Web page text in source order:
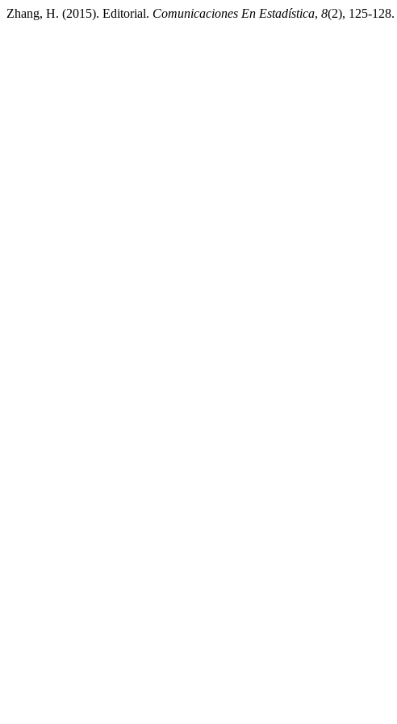
Zhang, H. (2015). Editorial. Comunicaciones En Estadística, 8(2), 125-128.